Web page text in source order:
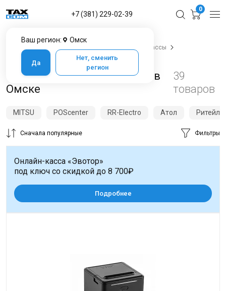
Ваш регион: Омск
Да
Нет, сменить
регион
+7 (381) 229-02-39
0
Онлайн-кассы
Фискальные регистраторы
Фискальные регистраторы в
Омске
39
товаров
MITSU POScenter RR-Electro Атол Ритейл
Сначала популярные Фильтры
Онлайн-касса «Эвотор»
под ключ со скидкой до 8 700₽
Подробнее